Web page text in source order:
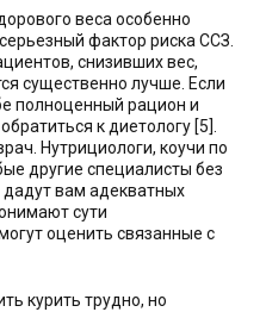
веса особенно
фактор риска ССЗ.
снизивших вес,
существенно лучше. Если
полноценный рацион и
к диетологу [5].
Нутрициологи, коучи по
другие специалисты без
вам адекватных
сути
оценить связанные с
курить трудно, но